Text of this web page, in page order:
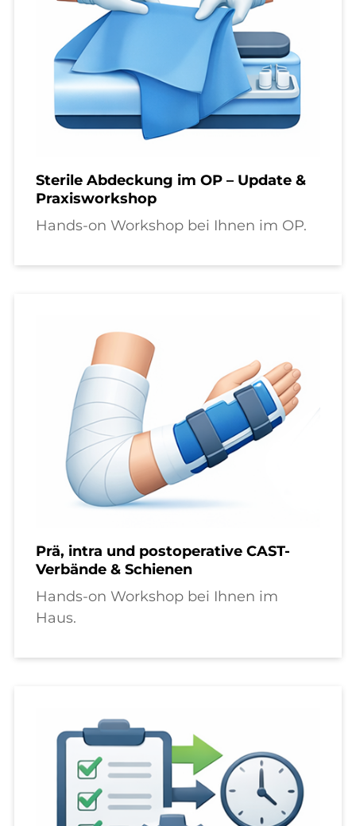
Sterile Abdeckung im OP – Update &
Praxisworkshop
Hands-on Workshop bei Ihnen im OP.
Prä, intra und postoperative CAST-
Verbände & Schienen
Hands-on Workshop bei Ihnen im
Haus.